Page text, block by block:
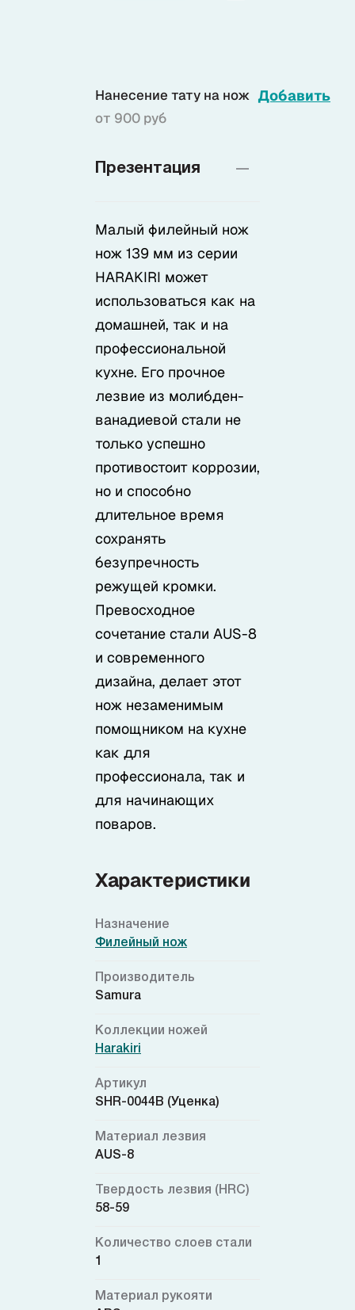
+7 (495) 280 73 80
По вопросам качества
Samura в соцсетях
Нанесение тату на нож
от 900 руб
Добавить
Презентация
Малый филейный нож
нож 139 мм из серии
HARAKIRI может
использоваться как на
домашней, так и на
профессиональной
кухне. Его прочное
лезвие из молибден-
ванадиевой стали не
только успешно
противостоит коррозии,
но и способно
длительное время
сохранять
безупречность
режущей кромки.
Превосходное
сочетание стали AUS-8
и современного
дизайна, делает этот
нож незаменимым
помощником на кухне
как для
профессионала, так и
для начинающих
поваров.
Характеристики
Назначение
Филейный нож
Производитель
Samura
Коллекции ножей
Harakiri
Артикул
SHR-0044B (Уценка)
Материал лезвия
AUS-8
Твердость лезвия (HRC)
58-59
Количество слоев стали
1
Материал рукояти